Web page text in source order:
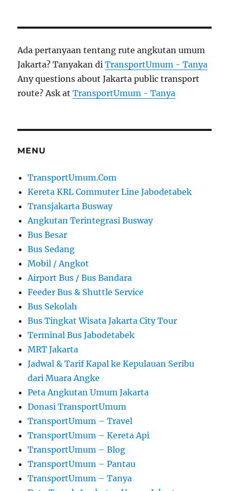
Ada pertanyaan tentang rute angkutan umum
Jakarta? Tanyakan diTransportUmum - Tanya
Any questions about Jakarta public transport
route? Ask atTransportUmum - Tanya
MENU
TransportUmum.Com
Kereta KRL Commuter Line Jabodetabek
Transjakarta Busway
Angkutan Terintegrasi Busway
Bus Besar
Bus Sedang
Mobil / Angkot
Airport Bus / Bus Bandara
Feeder Bus & Shuttle Service
Bus Sekolah
Bus Tingkat Wisata Jakarta City Tour
Terminal Bus Jabodetabek
MRT Jakarta
Jadwal & Tarif Kapal ke Kepulauan Seribu
dari Muara Angke
Peta Angkutan Umum Jakarta
Donasi TransportUmum
TransportUmum – Travel
TransportUmum – Kereta Api
TransportUmum – Blog
TransportUmum – Pantau
TransportUmum – Tanya